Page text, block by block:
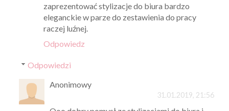
zaprezentować stylizacje do biura bardzo
eleganckie w parze do zestawienia do pracy
raczej luźnej.
Odpowiedz
Odpowiedzi
Anonimowy
31.01.2019, 21:56